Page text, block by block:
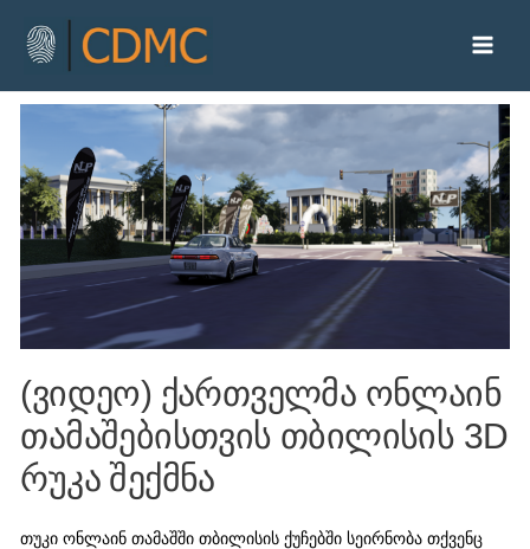
(ვიდეო) ქართველმა ონლაინ
თამაშებისთვის თბილისის 3D
რუკა შექმნა
თუკი ონლაინ თამაშში თბილისის ქუჩებში სეირნობა თქვენც